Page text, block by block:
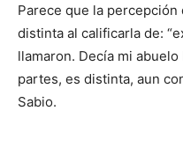
Parece que la percepción
distinta al calificarla de:
llamaron. Decía mi
partes, es distinta, aun
Sabio.